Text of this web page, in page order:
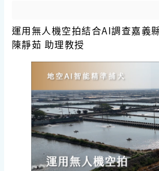
運用無人機空拍結合AI調查嘉義
陳靜茹 助理教授